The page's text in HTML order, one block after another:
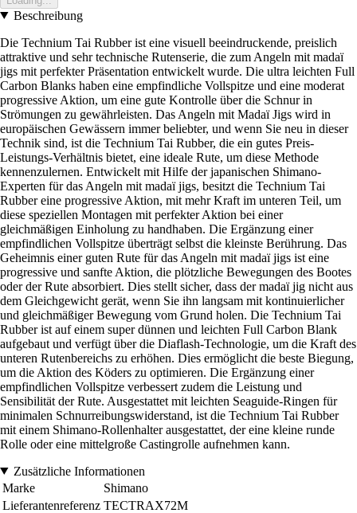
Beschreibung
Die Technium Tai Rubber ist eine visuell beeindruckende, preislich
attraktive und sehr technische Rutenserie, die zum Angeln mit madaï
jigs mit perfekter Präsentation entwickelt wurde. Die ultra leichten Full
Carbon Blanks haben eine empfindliche Vollspitze und eine moderat
progressive Aktion, um eine gute Kontrolle über die Schnur in
Strömungen zu gewährleisten. Das Angeln mit Madaï Jigs wird in
europäischen Gewässern immer beliebter, und wenn Sie neu in dieser
Technik sind, ist die Technium Tai Rubber, die ein gutes Preis-
Leistungs-Verhältnis bietet, eine ideale Rute, um diese Methode
kennenzulernen. Entwickelt mit Hilfe der japanischen Shimano-
Experten für das Angeln mit madaï jigs, besitzt die Technium Tai
Rubber eine progressive Aktion, mit mehr Kraft im unteren Teil, um
diese speziellen Montagen mit perfekter Aktion bei einer
gleichmäßigen Einholung zu handhaben. Die Ergänzung einer
empfindlichen Vollspitze überträgt selbst die kleinste Berührung. Das
Geheimnis einer guten Rute für das Angeln mit madaï jigs ist eine
progressive und sanfte Aktion, die plötzliche Bewegungen des Bootes
oder der Rute absorbiert. Dies stellt sicher, dass der madaï jig nicht aus
dem Gleichgewicht gerät, wenn Sie ihn langsam mit kontinuierlicher
und gleichmäßiger Bewegung vom Grund holen. Die Technium Tai
Rubber ist auf einem super dünnen und leichten Full Carbon Blank
aufgebaut und verfügt über die Diaflash-Technologie, um die Kraft des
unteren Rutenbereichs zu erhöhen. Dies ermöglicht die beste Biegung,
um die Aktion des Köders zu optimieren. Die Ergänzung einer
empfindlichen Vollspitze verbessert zudem die Leistung und
Sensibilität der Rute. Ausgestattet mit leichten Seaguide-Ringen für
minimalen Schnurreibungswiderstand, ist die Technium Tai Rubber
mit einem Shimano-Rollenhalter ausgestattet, der eine kleine runde
Rolle oder eine mittelgroße Castingrolle aufnehmen kann.
Zusätzliche Informationen
Marke
Shimano
Lieferantenreferenz TECTRAX72M